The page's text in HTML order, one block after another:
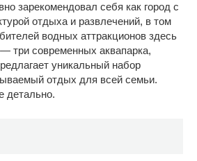
зарекомендовал себя как город с
отдыха и развлечений, в том
водных аттракционов здесь
три современных аквапарка,
уникальный набор
отдых для всей семьи.
детально.